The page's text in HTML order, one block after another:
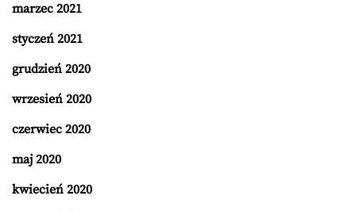
marzec 2021
styczeń 2021
grudzień 2020
wrzesień 2020
czerwiec 2020
maj 2020
kwiecień 2020